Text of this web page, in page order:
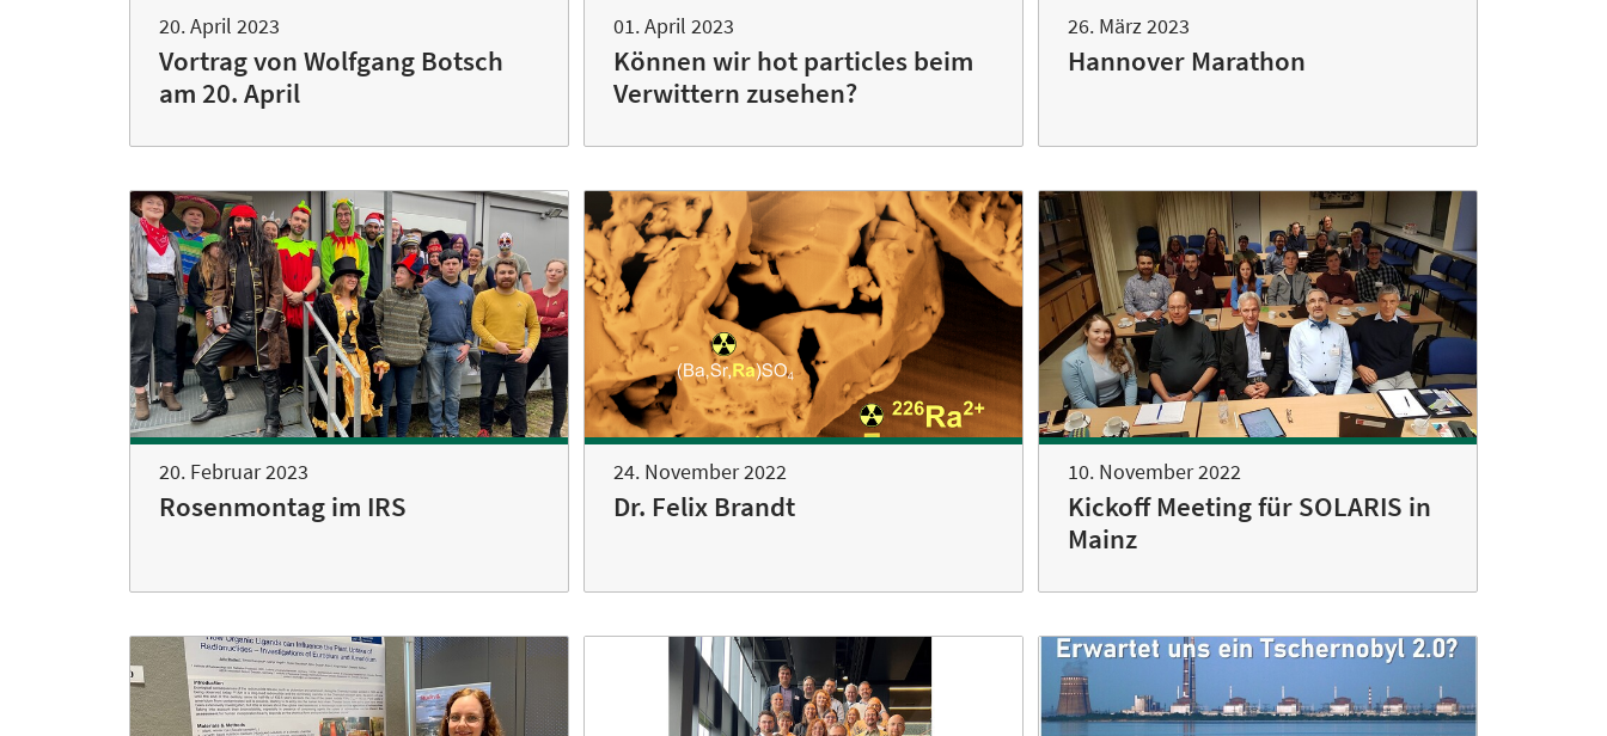
20. April 2023
Vortrag von Wolfgang Botsch
am 20. April
01. April 2023
Können wir hot particles beim
Verwittern zusehen?
26. März 2023
Hannover Marathon
20. Februar 2023
Rosenmontag im IRS
24. November 2022
Dr. Felix Brandt
10. November 2022
Kickoff Meeting für SOLARIS in
Mainz